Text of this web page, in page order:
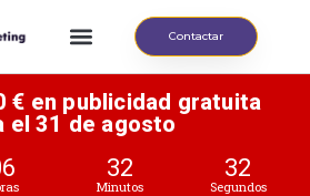
Contactar
€ en publicidad gratuita
el 31 de agosto
32
Minutos
32
Segundos